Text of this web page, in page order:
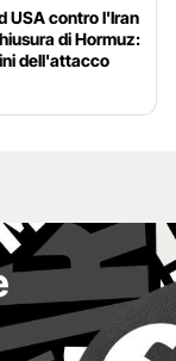
USA contro l'Iran
di Hormuz:
dell'attacco